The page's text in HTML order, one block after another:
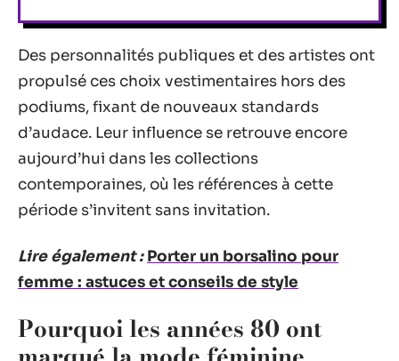
Des personnalités publiques et des artistes ont
propulsé ces choix vestimentaires hors des
podiums, fixant de nouveaux standards
d’audace. Leur influence se retrouve encore
aujourd’hui dans les collections
contemporaines, où les références à cette
période s’invitent sans invitation.
Lire également : Porter un borsalino pour
femme : astuces et conseils de style
Pourquoi les années 80 ont